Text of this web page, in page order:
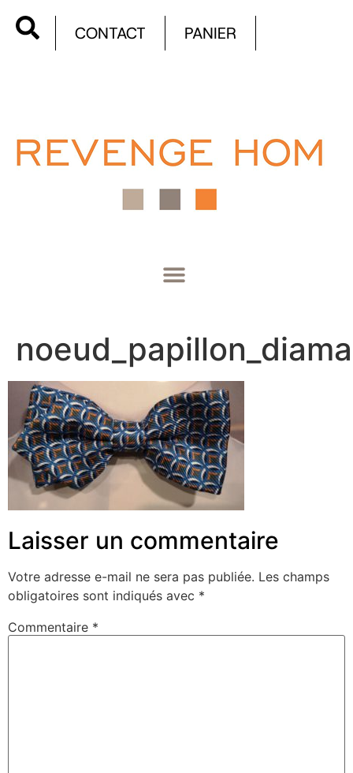
CONTACT PANIER
Laisser un commentaire
Votre adresse e-mail ne sera pas publiée. Les champs
obligatoires sont indiqués avec *
Commentaire *